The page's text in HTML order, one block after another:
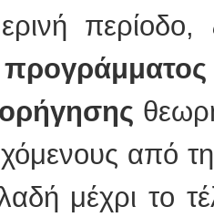
περίοδο,
από
μέχρι το